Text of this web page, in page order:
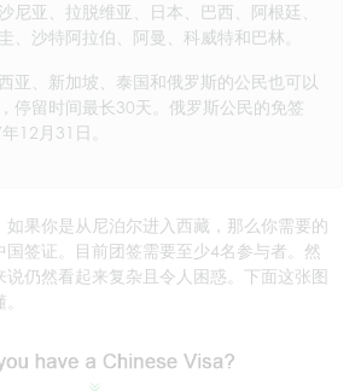
尼亚、拉脱维亚、日本、巴西、阿根廷、
、沙特阿拉伯、阿曼、科威特和巴林。
亚、新加坡、泰国和俄罗斯的公民也可以
停留时间最长30天。俄罗斯公民的免签
12月31日。
如果你是从尼泊尔进入西藏，那么你需要的
国签证。目前团签需要至少4名参与者。然
仍然看起来复杂且令人困惑。下面这张图